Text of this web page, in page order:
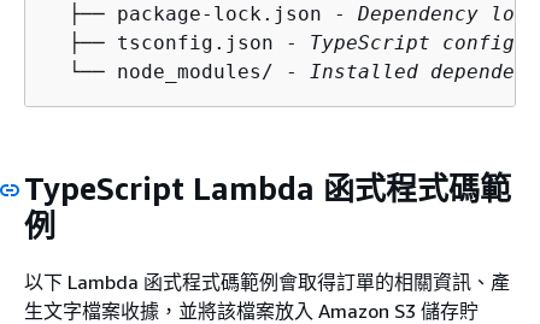
  ├── package-lock.json -
Dependency
  ├── tsconfig.json -
TypeScript
  └── node_modules/ -
Installed
TypeScript Lambda 函式程式碼範
例
以下 Lambda 函式程式碼範例會取得訂單的相關資訊、產
生文字檔案收據，並將該檔案放入 Amazon S3 儲存貯